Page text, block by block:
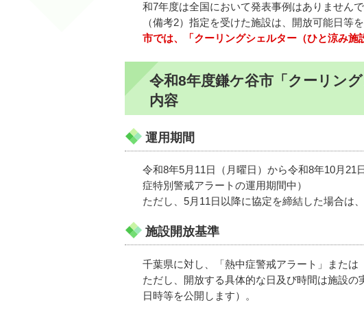
和7年度は全国において発表事例はありませんで
（備考2）指定を受けた施設は、開放可能日等
市では、「クーリングシェルター（ひと涼み施
令和8年度鎌ケ谷市「クーリン
内容
運用期間
令和8年5月11日（月曜日）から令和8年10月
症特別警戒アラートの運用期間中）
ただし、5月11日以降に協定を締結した場合は
施設開放基準
千葉県に対し、「熱中症警戒アラート」または
ただし、開放する具体的な日及び時間は施設
日時等を公開します）。